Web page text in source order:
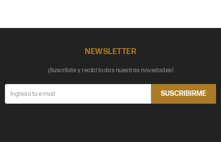
NEWSLETTER
¡Suscribite y recibí todas nuestras novedades!
SUSCRIBIRME